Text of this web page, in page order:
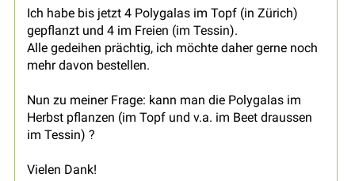
Ich habe bis jetzt 4 Polygalas im Topf (in Zürich)
gepflanzt und 4 im Freien (im Tessin).
Alle gedeihen prächtig, ich möchte daher gerne noch
mehr davon bestellen.
Nun zu meiner Frage: kann man die Polygalas im
Herbst pflanzen (im Topf und v.a. im Beet draussen
im Tessin) ?
Vielen Dank!